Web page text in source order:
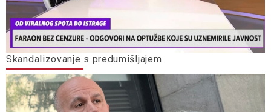
Skandalizovanje s predumišljajem